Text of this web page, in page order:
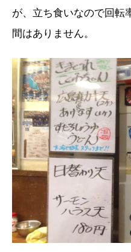
が、立ち食いなので回転
間はありません。